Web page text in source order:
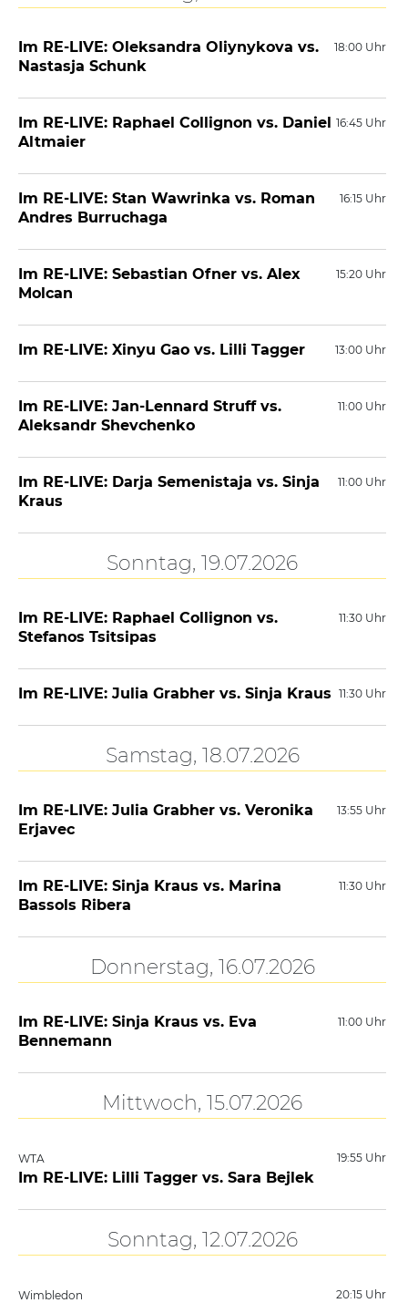
18:00 Uhr
Im RE-LIVE: Oleksandra Oliynykova vs.
Nastasja Schunk
16:45 Uhr
Im RE-LIVE: Raphael Collignon vs. Daniel
Altmaier
16:15 Uhr
Im RE-LIVE: Stan Wawrinka vs. Roman
Andres Burruchaga
15:20 Uhr
Im RE-LIVE: Sebastian Ofner vs. Alex
Molcan
13:00 Uhr
Im RE-LIVE: Xinyu Gao vs. Lilli Tagger
11:00 Uhr
Im RE-LIVE: Jan-Lennard Struff vs.
Aleksandr Shevchenko
11:00 Uhr
Im RE-LIVE: Darja Semenistaja vs. Sinja
Kraus
Sonntag, 19.07.2026
11:30 Uhr
Im RE-LIVE: Raphael Collignon vs.
Stefanos Tsitsipas
11:30 Uhr
Im RE-LIVE: Julia Grabher vs. Sinja Kraus
Samstag, 18.07.2026
13:55 Uhr
Im RE-LIVE: Julia Grabher vs. Veronika
Erjavec
11:30 Uhr
Im RE-LIVE: Sinja Kraus vs. Marina
Bassols Ribera
Donnerstag, 16.07.2026
11:00 Uhr
Im RE-LIVE: Sinja Kraus vs. Eva
Bennemann
Mittwoch, 15.07.2026
WTA 19:55 Uhr
Im RE-LIVE: Lilli Tagger vs. Sara Bejlek
Sonntag, 12.07.2026
Wimbledon 20:15 Uhr